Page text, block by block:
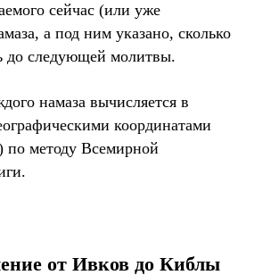
сейчас (или уже
а под ним указано, сколько
до следующей молитвы.
намаза вычисляется в
координатами
по методу Всемирной
от Ивков до Киблы